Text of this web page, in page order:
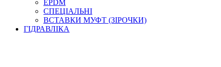
МОДУЛЬНІ АЗС
МЕТРОЛОГІЧНЕ ОБЛАДНАННЯ
ЛІЧИЛЬНИКИ І ВИТРАТОМІРИ ДЛЯ ПАЛЬНОГО
КОТУШКИ ДЛЯ ШЛАНГІВ
EPDM
СПЕЦІАЛЬНІ
ВСТАВКИ МУФТ (ЗІРОЧКИ)
ГІДРАВЛІКА